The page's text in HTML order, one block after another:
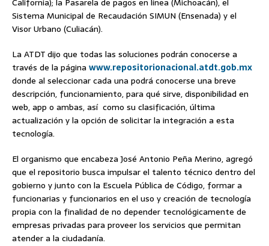
Sistema Municipal de Recaudación SIMUN (Ensenada) y el
Visor Urbano (Culiacán).
La ATDT dijo que todas las soluciones podrán conocerse a
través de la página www.repositorionacional.atdt.gob.mx
donde al seleccionar cada una podrá conocerse una breve
descripción, funcionamiento, para qué sirve, disponibilidad en
web, app o ambas, así como su clasificación, última
actualización y la opción de solicitar la integración a esta
tecnología.
El organismo que encabeza José Antonio Peña Merino, agregó
que el repositorio busca impulsar el talento técnico dentro del
gobierno y junto con la Escuela Pública de Código, formar a
funcionarias y funcionarios en el uso y creación de tecnología
propia con la finalidad de no depender tecnológicamente de
empresas privadas para proveer los servicios que permitan
atender a la ciudadanía.